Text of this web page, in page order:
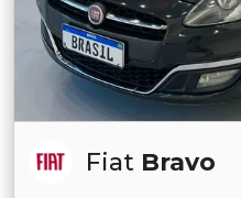
Fiat Bravo